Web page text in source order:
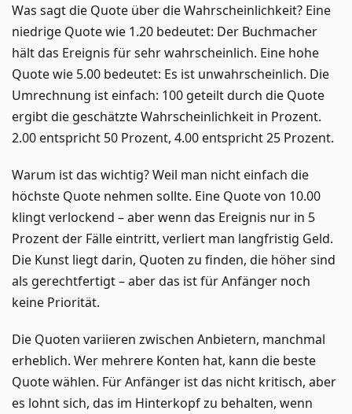
Was sagt die Quote über die Wahrscheinlichkeit? Eine
niedrige Quote wie 1.20 bedeutet: Der Buchmacher
hält das Ereignis für sehr wahrscheinlich. Eine hohe
Quote wie 5.00 bedeutet: Es ist unwahrscheinlich. Die
Umrechnung ist einfach: 100 geteilt durch die Quote
ergibt die geschätzte Wahrscheinlichkeit in Prozent.
2.00 entspricht 50 Prozent, 4.00 entspricht 25 Prozent.
Warum ist das wichtig? Weil man nicht einfach die
höchste Quote nehmen sollte. Eine Quote von 10.00
klingt verlockend – aber wenn das Ereignis nur in 5
Prozent der Fälle eintritt, verliert man langfristig Geld.
Die Kunst liegt darin, Quoten zu finden, die höher sind
als gerechtfertigt – aber das ist für Anfänger noch
keine Priorität.
Die Quoten variieren zwischen Anbietern, manchmal
erheblich. Wer mehrere Konten hat, kann die beste
Quote wählen. Für Anfänger ist das nicht kritisch, aber
es lohnt sich, das im Hinterkopf zu behalten, wenn